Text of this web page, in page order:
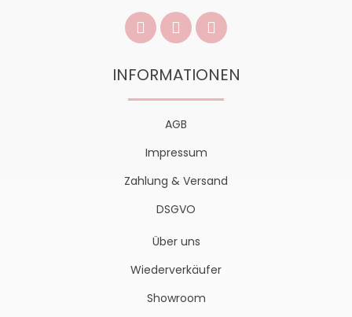
INFORMATIONEN
AGB
Impressum
Zahlung & Versand
DSGVO
Über uns
Wiederverkäufer
Showroom